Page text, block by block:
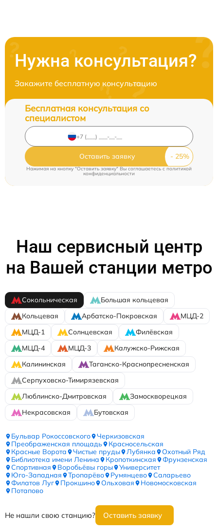
Нужна консультация?
Закажите бесплатную консультацию
Бесплатная консультация со
специалистом
Оставить заявку
Нажимая на кнопку "Оставить заявку" Вы соглашаетесь c политикой
конфиденциальности
Наш сервисный центр
на Вашей станции метро
Сокольническая
Большая кольцевая
Кольцевая
Арбатско-Покровская
МЦД-2
МЦД-1
Солнцевская
Филёвская
МЦД-4
МЦД-3
Калужско-Рижская
Калининская
Таганско-Краснопресненская
Серпуховско-Тимирязевская
Люблинско-Дмитровская
Замоскворецкая
Некрасовская
Бутовская
Бульвар Рокоссовского
Черкизовская
Преображенская площадь
Красносельская
Красные Ворота
Чистые пруды Лубянка
Охотный Ряд
Библиотека имени Ленина
Кропоткинская
Фрунзенская
Спортивная
Воробьёвы горы
Университет
Юго-Западная
Тропарёво Румянцево
Саларьево
Филатов Луг
Прокшино Ольховая
Новомосковская
Потапово
Не нашли свою станцию? Оставить заявку